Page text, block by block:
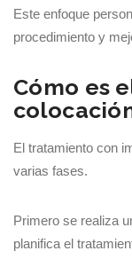
Este enfoque
procedimiento y
Cómo es
El tratamiento con
varias fases.
Primero se realiza
planifica el